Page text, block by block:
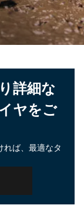
詳細な
ヤをご
れば、最適なタ